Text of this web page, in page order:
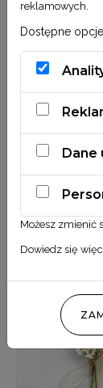
Mini bukiecik
39,00 zł
DODAJ DO
reklamowych.
Dostępne
Dane
Możesz zmienić
Dowiedz się